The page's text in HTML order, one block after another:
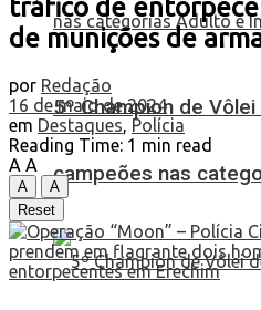
5º Champion de
campeões nas
tráfico de
de munições de
por Redação
16 de maio de 2024
em Destaques, Polícia
Reading Time: 1 min read
A A
A
A
Reset